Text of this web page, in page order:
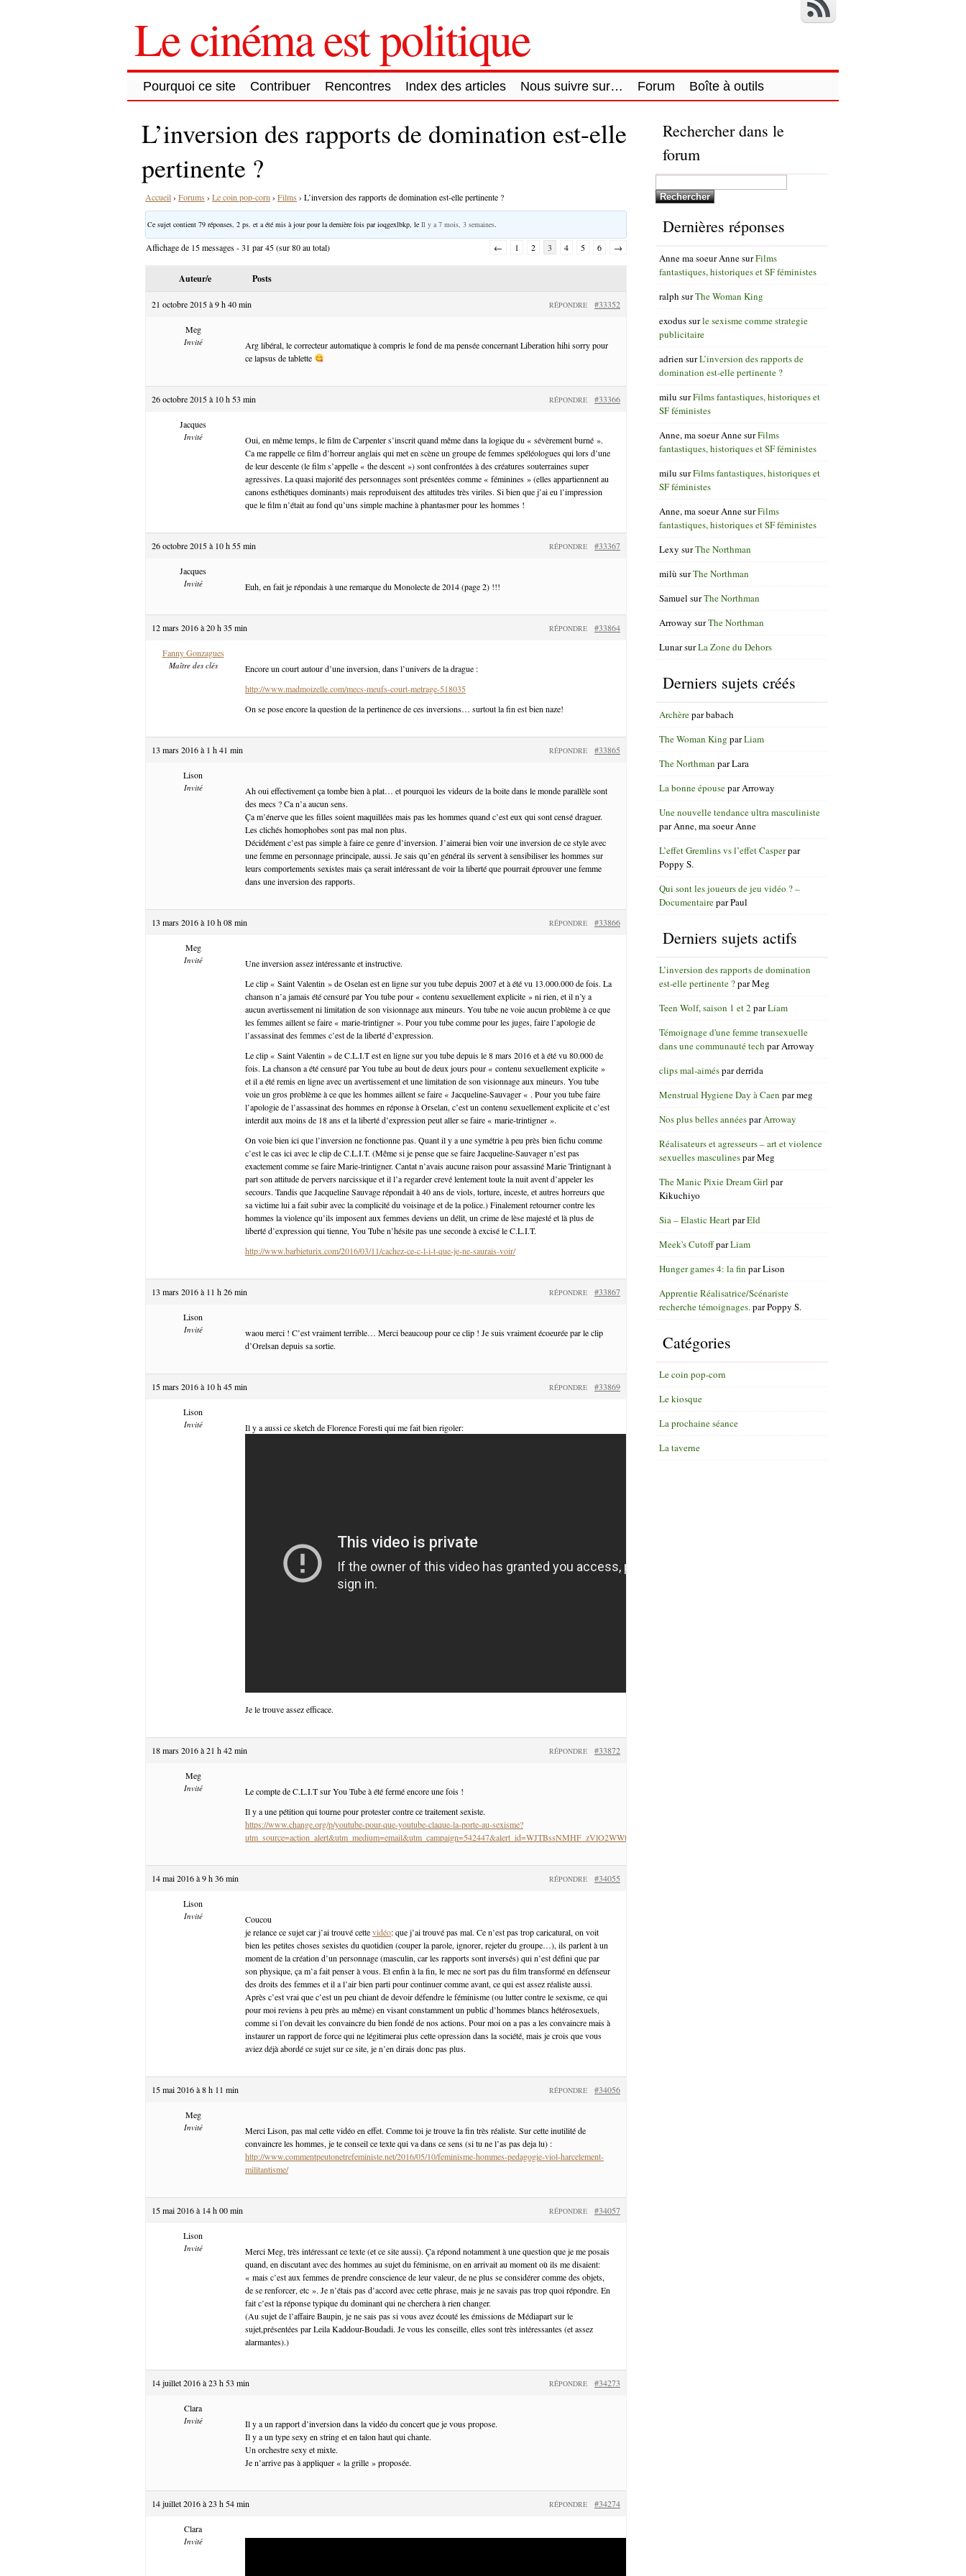
Le cinéma est politique
Pourquoi ce site Contribuer Rencontres Index des articles Nous suivre sur… Forum Boîte à outils
L’inversion des rapports de domination est-elle
pertinente ?
Accueil› Forums › Le coin pop-corn › Films › L’inversion des rapports de domination est-elle pertinente ?
Ce sujet contient 79 réponses, 2 ps. et a été mis à jour pour la dernière fois parioqgexlbkp , le Il y a 7 mois, 3 semaines
Affichage de 15 messages - 31 par 45 (sur 80 au total) ← 1 2 3 4 5 6 →
Auteur/e Posts
21 octobre 2015 à 9 h 40 min #33352
RÉPONDRE
Meg
Invité
Arg libéral, le correcteur automatique à compris le fond de ma pensée concernant Liberation hihi sorry pour
ce lapsus de tablette
26 octobre 2015 à 10 h 53 min #33366
RÉPONDRE
Jacques
Invité
Oui, en même temps, le film de Carpenter s’inscrit quand même dans la logique du « sévèrement burné ».
Ca me rappelle ce film d’horreur anglais qui met en scène un groupe de femmes spéléologues qui lors d’une
de leur descente (le film s’appelle « the descent ») sont confrontées à des créatures souterraines super
agressives. La quasi majorité des personnages sont présentées comme « féminines » (elles appartiennent au
canons esthétiques dominants) mais reproduisent des attitudes très viriles. Si bien que j’ai eu l’impression
que le film n’était au fond qu’uns simple machine à phantasmer pour les hommes !
26 octobre 2015 à 10 h 55 min #33367
RÉPONDRE
Jacques
Invité Euh, en fait je répondais à une remarque du Monolecte de 2014 (page 2) !!!
12 mars 2016 à 20 h 35 min #33864
RÉPONDRE
Fanny Gonzagues
Maître des clés
Encore un court autour d’une inversion, dans l’univers de la drague :
http://www.madmoizelle.com/mecs-meufs-court-metrage-518035
On se pose encore la question de la pertinence de ces inversions… surtout la fin est bien naze!
13 mars 2016 à 1 h 41 min #33865
RÉPONDRE
Lison
Invité
Ah oui effectivement ça tombe bien à plat… et pourquoi les videurs de la boite dans le monde parallèle sont
des mecs ? Ca n’a aucun sens.
Ça m’énerve que les filles soient maquillées mais pas les hommes quand c’est eux qui sont censé draguer.
Les clichés homophobes sont pas mal non plus.
Décidément c’est pas simple à faire ce genre d’inversion. J’aimerai bien voir une inversion de ce style avec
une femme en personnage principale, aussi. Je sais qu’en général ils servent à sensibiliser les hommes sur
leurs comportements sexistes mais ça serait intéressant de voir la liberté que pourrait éprouver une femme
dans une inversion des rapports.
13 mars 2016 à 10 h 08 min #33866
RÉPONDRE
Meg
Invité
Une inversion assez intéressante et instructive.
Le clip « Saint Valentin » de Oselan est en ligne sur you tube depuis 2007 et à été vu 13.000.000 de fois. La
chanson n’a jamais été censuré par You tube pour « contenu sexuellement explicite » ni rien, et il n’y a
aucun avertissement ni limitation de son visionnage aux mineurs. You tube ne voie aucun problème à ce que
les femmes aillent se faire « marie-trintigner ». Pour you tube comme pour les juges, faire l’apologie de
l’assassinat des femmes c’est de la liberté d’expression.
Le clip « Saint Valentin » de C.L.I.T est en ligne sur you tube depuis le 8 mars 2016 et à été vu 80.000 de
fois. La chanson a été censuré par You tube au bout de deux jours pour « contenu sexuellement explicite »
et il a été remis en ligne avec un avertissement et une limitation de son visionnage aux mineurs. You tube
voie un gros problème à ce que les hommes aillent se faire « Jacqueline-Sauvager « . Pour you tube faire
l’apologie de l’assassinat des hommes en réponse à Orselan, c’est un contenu sexuellement explicite et c’est
interdit aux moins de 18 ans et la liberté d’expression peut aller se faire « marie-trintigner ».
On voie bien ici que l’inversion ne fonctionne pas. Quant il y a une symétrie à peu près bien fichu comme
c’est le cas ici avec le clip de C.L.I.T. (Même si je pense que se faire Jacqueline-Sauvager n’est pas
exactement comme se faire Marie-trintigner. Cantat n’avais aucune raison pour assassiné Marie Trintignant à
part son attitude de pervers narcissique et il l’a regarder crevé lentement toute la nuit avent d’appeler les
secours. Tandis que Jacqueline Sauvage répondait à 40 ans de viols, torture, inceste, et autres horreurs que
sa victime lui a fait subir avec la complicité du voisinage et de la police.) Finalement retourner contre les
hommes la violence qu’ils imposent aux femmes deviens un délit, un crime de lèse majesté et là plus de
liberté d’expression qui tienne, You Tube n’hésite pas une seconde à excisé le C.L.I.T.
http://www.barbieturix.com/2016/03/11/cachez-ce-c-l-i-t-que-je-ne-saurais-voir/
13 mars 2016 à 11 h 26 min #33867
RÉPONDRE
Lison
Invité
waou merci ! C’est vraiment terrible… Merci beaucoup pour ce clip ! Je suis vraiment écoeurée par le clip
d’Orelsan depuis sa sortie.
15 mars 2016 à 10 h 45 min #33869
RÉPONDRE
Lison
Invité Il y a aussi ce sketch de Florence Foresti qui me fait bien rigoler:
Je le trouve assez efficace.
18 mars 2016 à 21 h 42 min #33872
RÉPONDRE
Meg
Invité
Le compte de C.L.I.T sur You Tube à été fermé encore une fois !
Il y a une pétition qui tourne pour protester contre ce traitement sexiste.
https://www.change.org/p/youtube-pour-que-youtube-claque-la-porte-au-sexisme?
utm_source=action_alert&utm_medium=email&utm_campaign=542447&alert_id=WJTBssNMHF_zVlO2WWtMLcWsyRwq8p97Qrr4hUbr9p37iA0iamS55Q%3D
14 mai 2016 à 9 h 36 min #34055
RÉPONDRE
Lison
Invité
Coucou
je relance ce sujet car j’ai trouvé cettevidéo: que j’ai trouvé pas mal. Ce n’est pas trop caricatural, on voit
bien les petites choses sexistes du quotidien (couper la parole, ignorer, rejeter du groupe…), ils parlent à un
moment de la création d’un personnage (masculin, car les rapports sont inversés) qui n’est défini que par
son physique, ça m’a fait penser à vous. Et enfin à la fin, le mec ne sort pas du film transformé en défenseur
des droits des femmes et il a l’air bien parti pour continuer comme avant, ce qui est assez réaliste aussi.
Après c’est vrai que c’est un peu chiant de devoir défendre le féminisme (ou lutter contre le sexisme, ce qui
pour moi reviens à peu près au même) en visant constamment un public d’hommes blancs hétérosexuels,
comme si l’on devait les convaincre du bien fondé de nos actions. Pour moi on a pas a les convaincre mais à
instaurer un rapport de force qui ne légitimerai plus cette opression dans la société, mais je crois que vous
aviez déjà abordé ce sujet sur ce site, je n’en dirais donc pas plus.
15 mai 2016 à 8 h 11 min #34056
RÉPONDRE
Meg
Invité
Merci Lison, pas mal cette vidéo en effet. Comme toi je trouve la fin très réaliste. Sur cette inutilité de
convaincre les hommes, je te conseil ce texte qui va dans ce sens (si tu ne l’as pas deja lu) :
http://www.commentpeutonetrefeministe.net/2016/05/10/feminisme-hommes-pedagogie-viol-harcelement-
militantisme/
15 mai 2016 à 14 h 00 min #34057
RÉPONDRE
Lison
Invité
Merci Meg, très intéressant ce texte (et ce site aussi). Ça répond notamment à une question que je me posais
quand, en discutant avec des hommes au sujet du féminisme, on en arrivait au moment où ils me disaient:
« mais c’est aux femmes de prendre conscience de leur valeur, de ne plus se considérer comme des objets,
de se renforcer, etc ». Je n’étais pas d’accord avec cette phrase, mais je ne savais pas trop quoi répondre. En
fait c’est la réponse typique du dominant qui ne cherchera à rien changer.
(Au sujet de l’affaire Baupin, je ne sais pas si vous avez écouté les émissions de Médiapart sur le
sujet,présentées par Leila Kaddour-Boudadi. Je vous les conseille, elles sont très intéressantes (et assez
alarmantes).)
14 juillet 2016 à 23 h 53 min #34273
RÉPONDRE
Clara
Invité
Il y a un rapport d’inversion dans la vidéo du concert que je vous propose.
Il y a un type sexy en string et en talon haut qui chante.
Un orchestre sexy et mixte.
Je n’arrive pas à appliquer « la grille » proposée.
14 juillet 2016 à 23 h 54 min #34274
RÉPONDRE
Clara
Invité
Rechercher dans le
forum
Dernières réponses
Anne ma soeur AnnesurFilms
fantastiques, historiques et SF féministes
ralph surThe Woman King
exodussurle sexisme comme strategie
publicitaire
adrien surL’inversion des rapports de
domination est-elle pertinente ?
milu surFilms fantastiques, historiques et
SF féministes
Anne, ma soeur AnnesurFilms
fantastiques, historiques et SF féministes
milu surFilms fantastiques, historiques et
SF féministes
Anne, ma soeur AnnesurFilms
fantastiques, historiques et SF féministes
Lexy surThe Northman
milù surThe Northman
Samuel surThe Northman
Arroway surThe Northman
LunarsurLa Zone du Dehors
Derniers sujets créés
Archèreparbabach
The Woman King parLiam
The Northman parLara
La bonne épouseparArroway
Une nouvelle tendance ultra masculiniste
parAnne, ma soeur Anne
L’effet Gremlins vs l’effet Casperpar
Poppy S.
Qui sont les joueurs de jeu vidéo ? –
DocumentaireparPaul
Derniers sujets actifs
L’inversion des rapports de domination
est-elle pertinente ?parMeg
Teen Wolf, saison 1 et 2 parLiam
Témoignage d'une femme transexuelle
dans une communauté tech parArroway
clips mal-aimésparderrida
Menstrual Hygiene Day à Caen parmeg
Nos plus belles annéesparArroway
Réalisateurs et agresseurs – art et violence
sexuelles masculinesparMeg
The Manic Pixie Dream Girl par
Kikuchiyo
Sia – Elastic HeartparEld
Meek's CutoffparLiam
Hunger games 4: la fin parLison
Apprentie Réalisatrice/Scénariste
recherche témoignages. parPoppy S.
Catégories
Le coin pop-corn
Le kiosque
La prochaine séance
La taverne